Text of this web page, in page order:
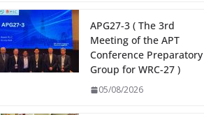
APG27-3 ( The 3rd
Meeting of the APT
Conference Preparatory
Group for WRC-27 )
05/08/2026